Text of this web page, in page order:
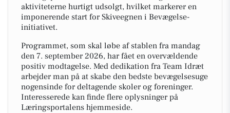
aktiviteterne hurtigt udsolgt, hvilket markerer en
imponerende start for Skiveegnen i Bevægelse-
initiativet.
Programmet, som skal løbe af stablen fra mandag
den 7. september 2026, har fået en overvældende
positiv modtagelse. Med dedikation fra Team Idræt
arbejder man på at skabe den bedste bevægelsesuge
nogensinde for deltagende skoler og foreninger.
Interesserede kan finde flere oplysninger på
Læringsportalens hjemmeside.